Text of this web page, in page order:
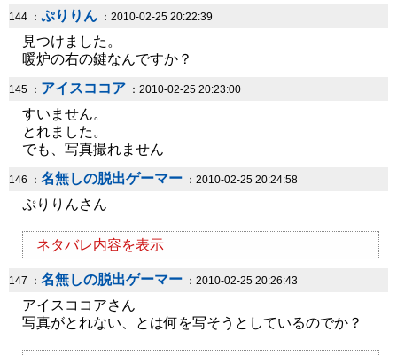
144 ： ぷりりん ：2010-02-25 20:22:39
見つけました。
暖炉の右の鍵なんですか？
145 ： アイスココア ：2010-02-25 20:23:00
すいません。
とれました。
でも、写真撮れません
146 ： 名無しの脱出ゲーマー ：2010-02-25 20:24:58
ぷりりんさん
ネタバレ内容を表示
147 ： 名無しの脱出ゲーマー ：2010-02-25 20:26:43
アイスココアさん
写真がとれない、とは何を写そうとしているのでか？